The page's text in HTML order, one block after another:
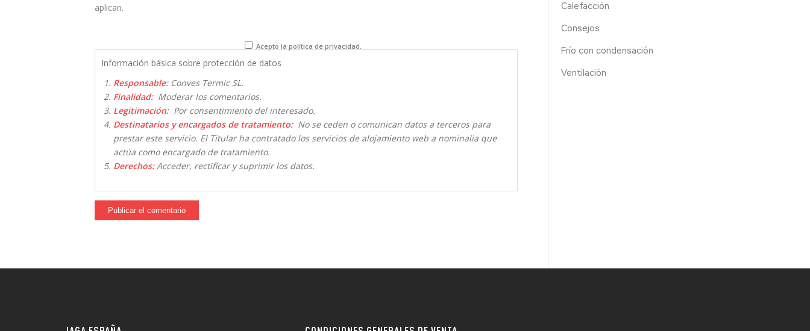
aplican.
Acepto la política de privacidad.
Información básica sobre protección de datos
Responsable:Conves Termic SL.
Finalidad:Moderar los comentarios.
Legitimación:Por consentimiento del interesado.
Destinatarios y encargados de tratamiento:No se ceden o comunican datos a terceros para
prestar este servicio. El Titular ha contratado los servicios de alojamiento web a nominalia que
actúa como encargado de tratamiento.
Derechos:Acceder, rectificar y suprimir los datos.
Calefacción
Consejos
Frío con condensación
Ventilación